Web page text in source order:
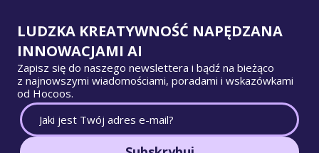
LUDZKA KREATYWNOŚĆ NAPĘDZANA
INNOWACJAMI AI
Zapisz się do naszego newslettera i bądź na bieżąco
z najnowszymi wiadomościami, poradami i wskazówkami
od Hocoos.